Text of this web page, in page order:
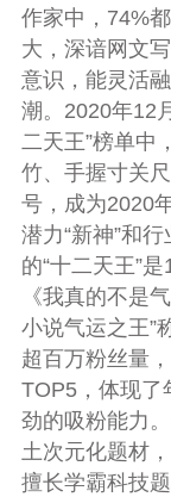
作家中，74%
大，深谙网文
意识，能灵活
潮。2020年12
二天王”榜单中
竹、手握寸关
号，成为2020
潜力“新神”和
的“十二天王”
《我真的不是
小说气运之王”
超百万粉丝量
TOP5，体现了
劲的吸粉能力
土次元化题材
擅长学霸科技